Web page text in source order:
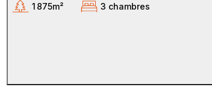
1 875m² 3 chambres